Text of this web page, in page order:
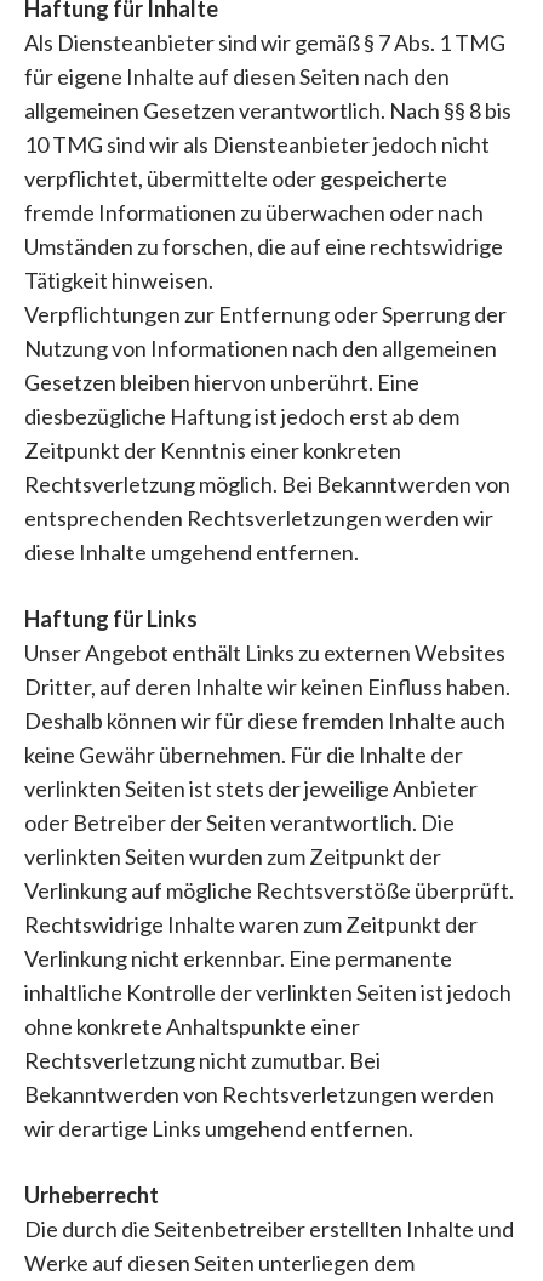
Haftung für Inhalte
Als Diensteanbieter sind wir gemäß § 7 Abs. 1 TMG
für eigene Inhalte auf diesen Seiten nach den
allgemeinen Gesetzen verantwortlich. Nach §§ 8 bis
10 TMG sind wir als Diensteanbieter jedoch nicht
verpflichtet, übermittelte oder gespeicherte
fremde Informationen zu überwachen oder nach
Umständen zu forschen, die auf eine rechtswidrige
Tätigkeit hinweisen.
Verpflichtungen zur Entfernung oder Sperrung der
Nutzung von Informationen nach den allgemeinen
Gesetzen bleiben hiervon unberührt. Eine
diesbezügliche Haftung ist jedoch erst ab dem
Zeitpunkt der Kenntnis einer konkreten
Rechtsverletzung möglich. Bei Bekanntwerden von
entsprechenden Rechtsverletzungen werden wir
diese Inhalte umgehend entfernen.
Haftung für Links
Unser Angebot enthält Links zu externen Websites
Dritter, auf deren Inhalte wir keinen Einfluss haben.
Deshalb können wir für diese fremden Inhalte auch
keine Gewähr übernehmen. Für die Inhalte der
verlinkten Seiten ist stets der jeweilige Anbieter
oder Betreiber der Seiten verantwortlich. Die
verlinkten Seiten wurden zum Zeitpunkt der
Verlinkung auf mögliche Rechtsverstöße überprüft.
Rechtswidrige Inhalte waren zum Zeitpunkt der
Verlinkung nicht erkennbar. Eine permanente
inhaltliche Kontrolle der verlinkten Seiten ist jedoch
ohne konkrete Anhaltspunkte einer
Rechtsverletzung nicht zumutbar. Bei
Bekanntwerden von Rechtsverletzungen werden
wir derartige Links umgehend entfernen.
Urheberrecht
Die durch die Seitenbetreiber erstellten Inhalte und
Werke auf diesen Seiten unterliegen dem